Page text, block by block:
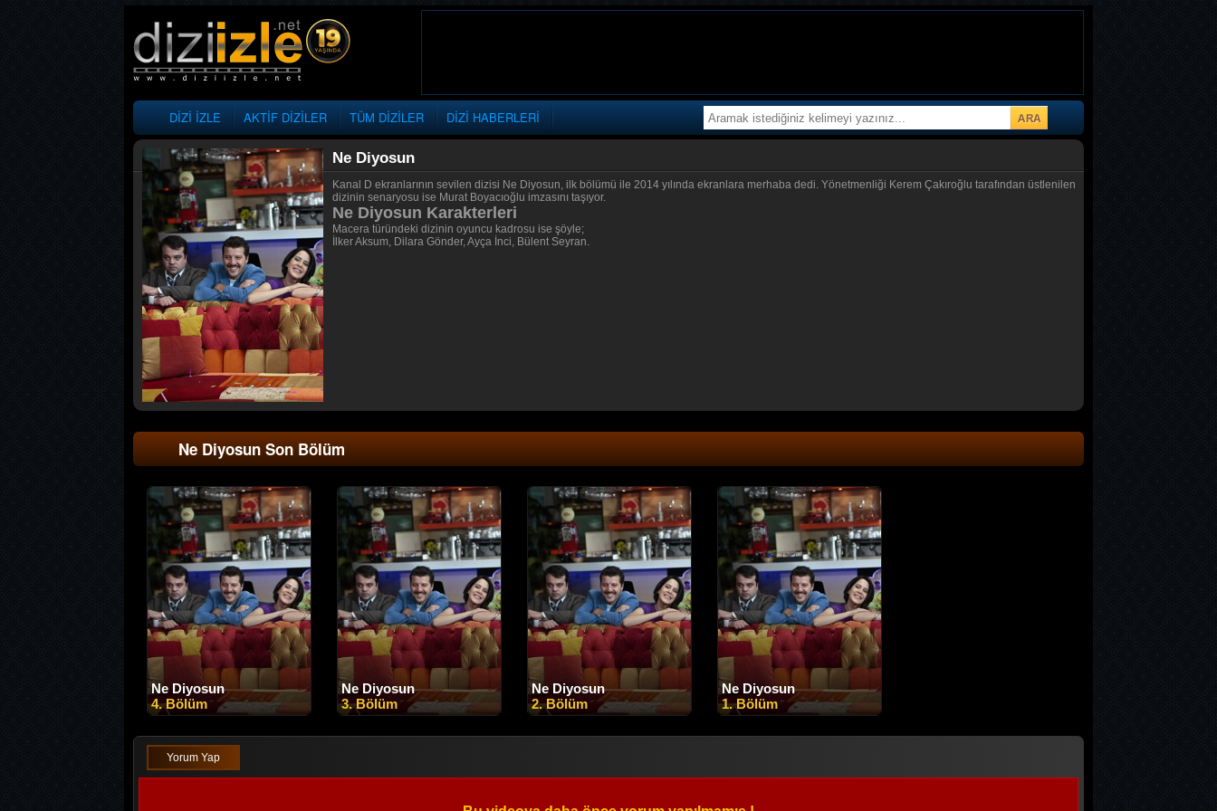
DİZİ İZLE AKTİF DİZİLER TÜM DİZİLER DİZİ HABERLERİ
Ne Diyosun
Kanal D ekranlarının sevilen dizisi Ne Diyosun, ilk bölümü ile 2014 yılında ekranlara merhaba dedi. Yönetmenliği Kerem Çakıroğlu tarafından üstlenilen
dizinin senaryosu ise Murat Boyacıoğlu imzasını taşıyor.
Ne Diyosun Karakterleri
Macera türündeki dizinin oyuncu kadrosu ise şöyle;
İlker Aksum, Dilara Gönder, Ayça İnci, Bülent Seyran.
Ne Diyosun Son Bölüm
Ne Diyosun
4. Bölüm
Ne Diyosun
3. Bölüm
Ne Diyosun
2. Bölüm
Ne Diyosun
1. Bölüm
Yorum Yap